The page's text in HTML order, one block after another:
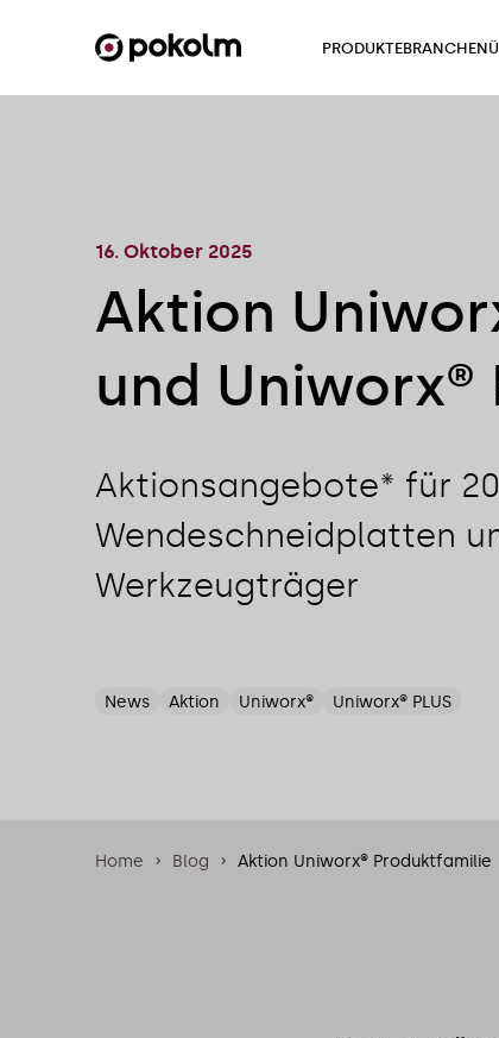
PRODUKTEBRANCHEN
16. Oktober 2025
Aktion
und Uniworx®
Aktionsangebote* für 20
Wendeschneidplatten
Werkzeugträger
News Aktion Uniworx® Uniworx® PLUS
Home Blog Aktion Uniworx® Produktfamilie